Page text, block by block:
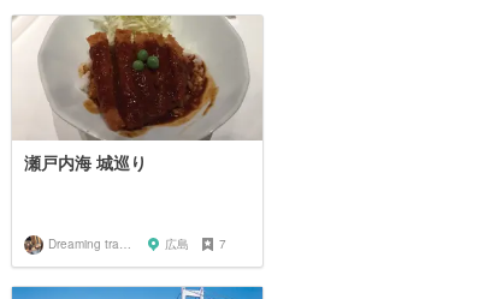
瀬戸内海 城巡り
Dreaming traveler 広島 7